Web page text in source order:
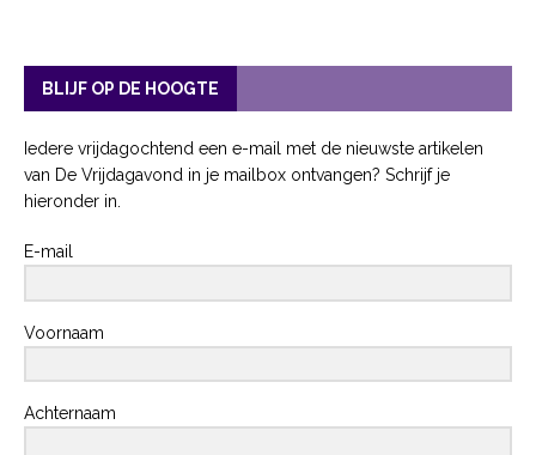
BLIJF OP DE HOOGTE
Iedere vrijdagochtend een e-mail met de nieuwste artikelen
van De Vrijdagavond in je mailbox ontvangen? Schrijf je
hieronder in.
E-mail
Voornaam
Achternaam